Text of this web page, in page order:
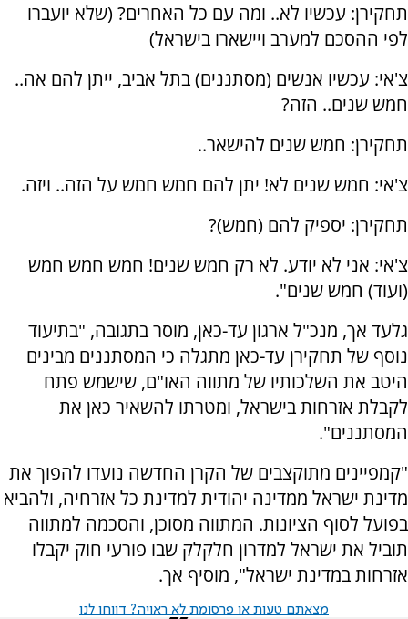
תחקירן: עכשיו לא.. ומה עם כל האחרים? (שלא יועברו
לפי ההסכם למערב ויישארו בישראל)
צ'אי: עכשיו אנשים (מסתננים) בתל אביב, ייתן להם אה..
חמש שנים.. הזה?
תחקירן: חמש שנים להישאר..
צ'אי: חמש שנים לא! יתן להם חמש חמש על הזה.. ויזה.
תחקירן: יספיק להם (חמש)?
צ'אי: אני לא יודע. לא רק חמש שנים! חמש חמש חמש
(ועוד) חמש שנים".
גלעד אך, מנכ"ל ארגון עד-כאן, מוסר בתגובה, "בתיעוד
נוסף של תחקירן עד-כאן מתגלה כי המסתננים מבינים
היטב את השלכותיו של מתווה האו"ם, שישמש פתח
לקבלת אזרחות בישראל, ומטרתו להשאיר כאן את
המסתננים".
"קמפיינים מתוקצבים של הקרן החדשה נועדו להפוך את
מדינת ישראל ממדינה יהודית למדינת כל אזרחיה, ולהביא
בפועל לסוף הציונות. המתווה מסוכן, והסכמה למתווה
תוביל את ישראל למדרון חלקלק שבו פורעי חוק יקבלו
אזרחות במדינת ישראל", מוסיף אך.
מצאתם טעות או פרסומת לא ראויה? דווחו לנו